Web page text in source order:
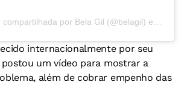
compartilhada por Bela Gil (@belagil) em
internacionalmente por seu
um vídeo para mostrar a
além de cobrar empenho das